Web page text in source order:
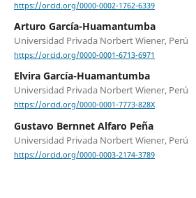
https://orcid.org/0000-0002-1762-6339
Arturo García-Huamantumba
Universidad Privada Norbert Wiener, Perú
https://orcid.org/0000-0001-6713-6971
Elvira García-Huamantumba
Universidad Privada Norbert Wiener, Perú
https://orcid.org/0000-0001-7773-828X
Gustavo Bernnet Alfaro Peña
Universidad Privada Norbert Wiener, Perú
https://orcid.org/0000-0003-2174-3789